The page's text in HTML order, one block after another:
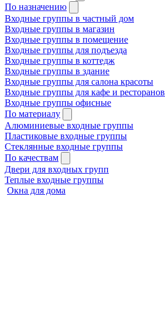
По назначению
Входные группы в частный дом
Входные группы в магазин
Входные группы в помещение
Входные группы для подъезда
Входные группы в коттедж
Входные группы в здание
Входные группы для салона красоты
Входные группы для кафе и ресторанов
Входные группы офисные
По материалу
Алюминиевые входные группы
Пластиковые входные группы
Стеклянные входные группы
По качествам
Двери для входных групп
Теплые входные группы
Окна для дома